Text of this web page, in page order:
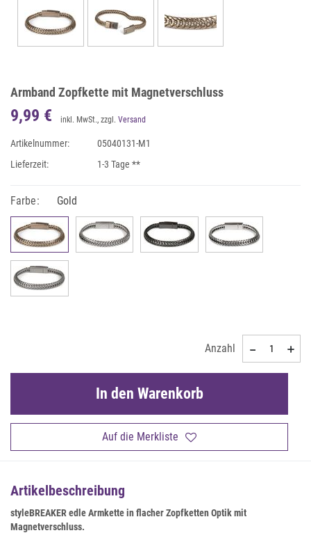
Armband Zopfkette mit Magnetverschluss
9,99 € inkl. MwSt., zzgl. Versand
Artikelnummer:
05040131-M1
Lieferzeit:
1-3 Tage **
Farbe: Gold
Anzahl
Auf die Merkliste
In den Warenkorb
Artikelbeschreibung
styleBREAKER edle Armkette in flacher Zopfketten Optik mit
Magnetverschluss.